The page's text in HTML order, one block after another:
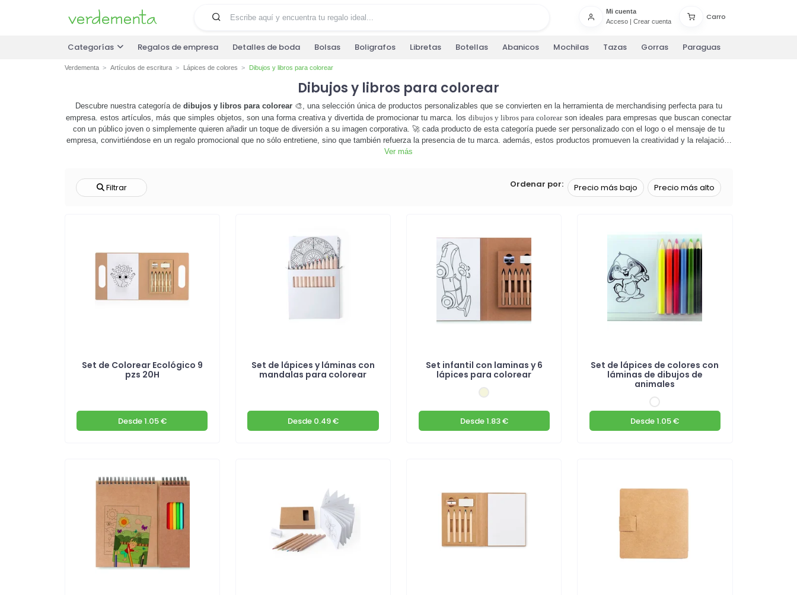
Mi cuenta
Acceso| Crear cuenta
Carro
Categorías Regalos de empresa Detalles de boda Bolsas Boligrafos Libretas Botellas Abanicos Mochilas Tazas Gorras Paraguas
Verdementa Artículos de escritura Lápices de colores Dibujos y libros para colorear
Dibujos y libros para colorear
Descubre nuestra categoría de dibujos y libros para colorear🎨, una selección única de productos personalizables que se convierten en la herramienta de merchandising perfecta para tu
empresa. estos artículos, más que simples objetos, son una forma creativa y divertida de promocionar tu marca. los dibujos y libros para colorearson ideales para empresas que buscan conectar
con un público joven o simplemente quieren añadir un toque de diversión a su imagen corporativa. 🚀 cada producto de esta categoría puede ser personalizado con el logo o el mensaje de tu
empresa, convirtiéndose en un regalo promocional que no sólo entretiene, sino que también refuerza la presencia de tu marca. además, estos productos promueven la creatividad y la relajación,
añadiendo un valor extra a tu estrategia de marketing. no esperes más, explora nuestra categoría de
Ver más
Filtrar Ordenar por: Precio más bajo Precio más alto
Set de Colorear Ecológico 9
pzs 20H
Desde1.05 €
Set de lápices y láminas con
mandalas para colorear
Desde0.49 €
Set infantil con laminas y 6
lápices para colorear
Desde1.83 €
Set de lápices de colores con
láminas de dibujos de
animales
Desde1.05 €